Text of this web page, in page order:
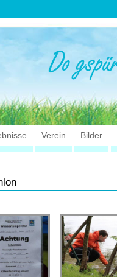
Verein Bilder